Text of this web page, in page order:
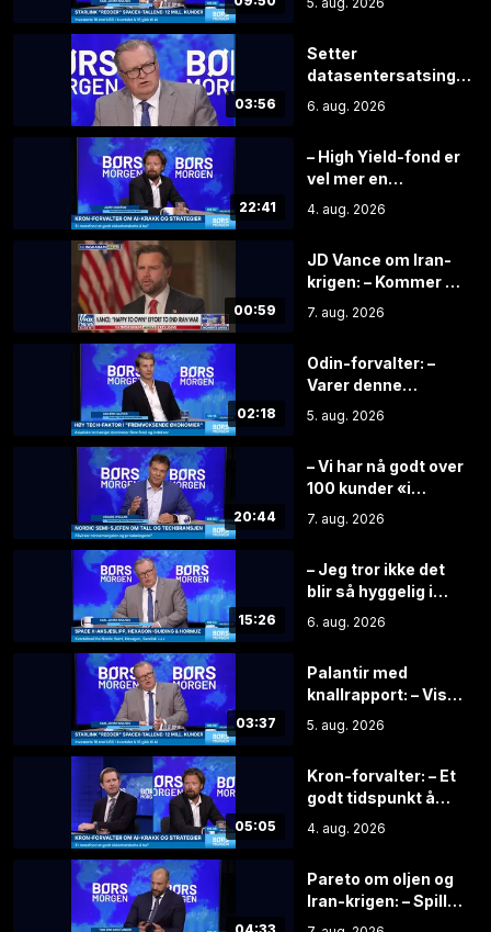
03:56
Setter
datasentersatsingen
under lupen: – Det er
noe som er helt feil
6. aug. 2026
22:41
– High Yield-fond er
vel mer en
sikkerhetsstropp
enn et
4. aug. 2026
00:59
JD Vance om Iran-
krigen: – Kommer til
å bli rotete
7. aug. 2026
02:18
Odin-forvalter: –
Varer denne
syklusen lenger, er
aksjene grisebillige
5. aug. 2026
20:44
– Vi har nå godt over
100 kunder «i
pipeline» på
satellittsegmentet
7. aug. 2026
15:26
– Jeg tror ikke det
blir så hyggelig i
kantinen hvis Elon
Musk oppdager at
6. aug. 2026
03:37
Palantir med
knallrapport: – Viser
vei for de andre
selskapene
5. aug. 2026
05:05
Kron-forvalter: – Et
godt tidspunkt å
spre
investeringene
4. aug. 2026
Pareto om oljen og
Iran-krigen: – Spillet
handler om hvem